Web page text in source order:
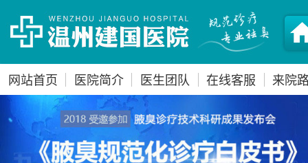
网站首页 医院简介 医生团队 在线客服 来院